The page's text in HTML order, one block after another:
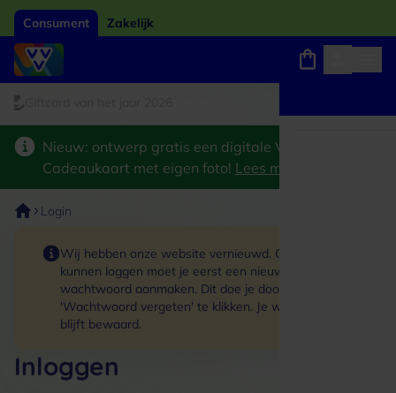
Consument Zakelijk
Nieuw: ontwerp gratis een digitale VVV
Cadeaukaart met eigen foto! Lees meer
Login
Wij hebben onze website vernieuwd. Om in te
kunnen loggen moet je eerst een nieuw
wachtwoord aanmaken. Dit doe je door op de link
'Wachtwoord vergeten' te klikken. Je winkelmand
blijft bewaard.
Inloggen